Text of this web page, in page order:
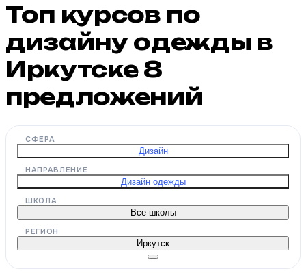
Топ курсов по
дизайну одежды в
Иркутске 8
предложений
СФЕРА
Дизайн
НАПРАВЛЕНИЕ
Дизайн одежды
ШКОЛА
Все школы
РЕГИОН
Иркутск